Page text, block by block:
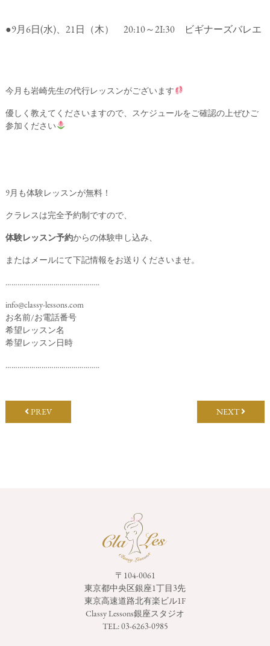
●9月6日(水)、21日（木） 20:10～2Ⅰ:30 ビギナーズバレエ
今月も岩崎先生の代行レッスンがございます
優しく教えてくださいますので、スケジュールをご確認の上ぜひご
参加ください
9月も体験レッスンが無料！
クラレスは完全予約制ですので、
体験レッスン予約からの体験申し込み、
またはメールにて下記情報をお送りくださいませ。
………………………………………..
info@classy-lessons.com
お名前/お電話番号
希望レッスン名
希望レッスン日時
………………………………………..
PREV NEXT
〒104-0061
東京都中央区銀座1丁目3先
東京高速道路北有楽ビル1F
Classy Lessons銀座スタジオ
TEL:03-6263-0985